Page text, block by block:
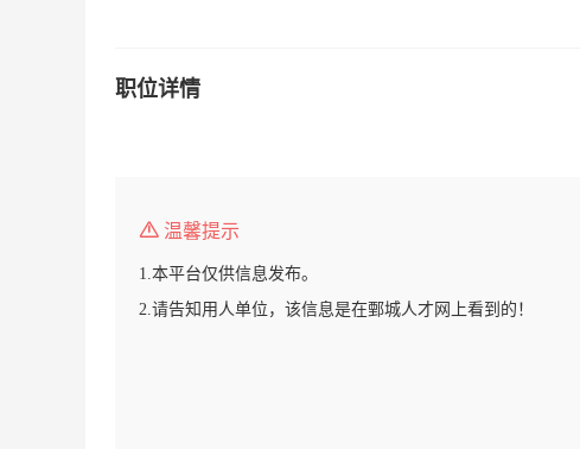
职位详情
温馨提示
1.本平台仅供信息发布。
2.请告知用人单位，该信息是在鄄城人才网上看到的！